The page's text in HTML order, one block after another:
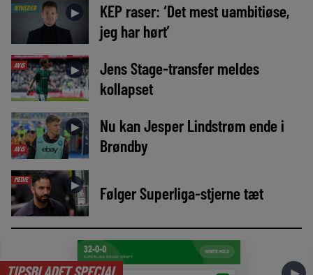
NYHEDER ►
KEP raser: ‘Det mest uambitiøse,
jeg har hørt’
AVIS ►
Jens Stage-transfer meldes
kollapset
AVIS
►
Nu kan Jesper Lindstrøm ende i
Brøndby
MEDIE ► Følger Superliga-stjerne tæt
TIPSBLADET SPECIAL